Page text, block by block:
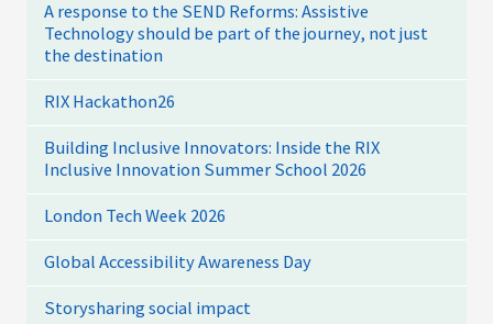
A response to the SEND Reforms: Assistive
Technology should be part of the journey, not just
the destination
RIX Hackathon26
Building Inclusive Innovators: Inside the RIX
Inclusive Innovation Summer School 2026
London Tech Week 2026
Global Accessibility Awareness Day
Storysharing social impact